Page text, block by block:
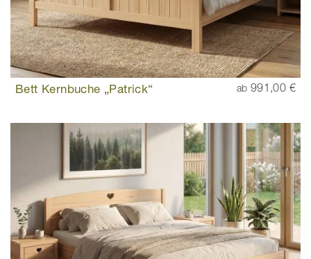
Bett Kernbuche „Patrick“ ab 991,00 €